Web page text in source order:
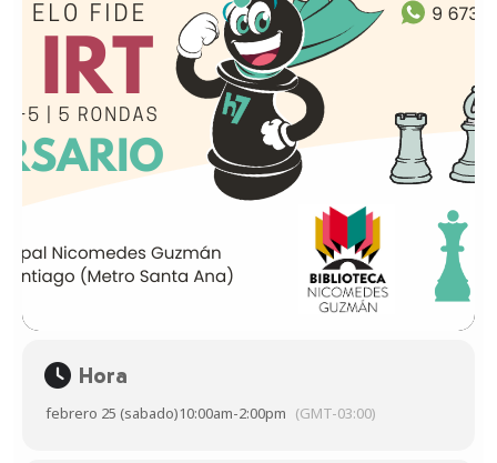
Hora
febrero 25 (sabado)10:00am-2:00pm (GMT-03:00)